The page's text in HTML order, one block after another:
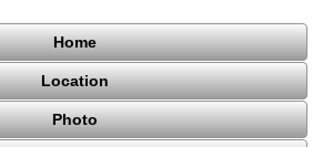
Home
Location
Photo